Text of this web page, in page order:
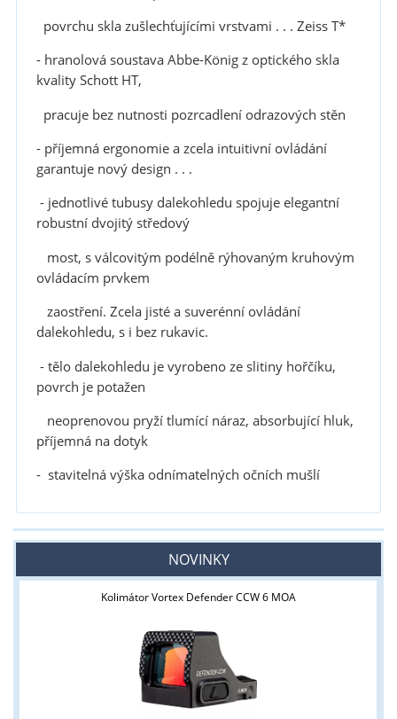
povrchu skla zušlechťujícími vrstvami . . . Zeiss T*
- hranolová soustava Abbe-König z optického skla
kvality Schott HT,
pracuje bez nutnosti pozrcadlení odrazových stěn
- příjemná ergonomie a zcela intuitivní ovládání
garantuje nový design . . .
- jednotlivé tubusy dalekohledu spojuje elegantní
robustní dvojitý středový
most, s válcovitým podélně rýhovaným kruhovým
ovládacím prvkem
zaostření. Zcela jisté a suverénní ovládání
dalekohledu, s i bez rukavic.
- tělo dalekohledu je vyrobeno ze slitiny hořčíku,
povrch je potažen
neoprenovou pryží tlumící náraz, absorbující hluk,
příjemná na dotyk
- stavitelná výška odnímatelných očních mušlí
NOVINKY
Kolimátor Vortex Defender CCW 6 MOA